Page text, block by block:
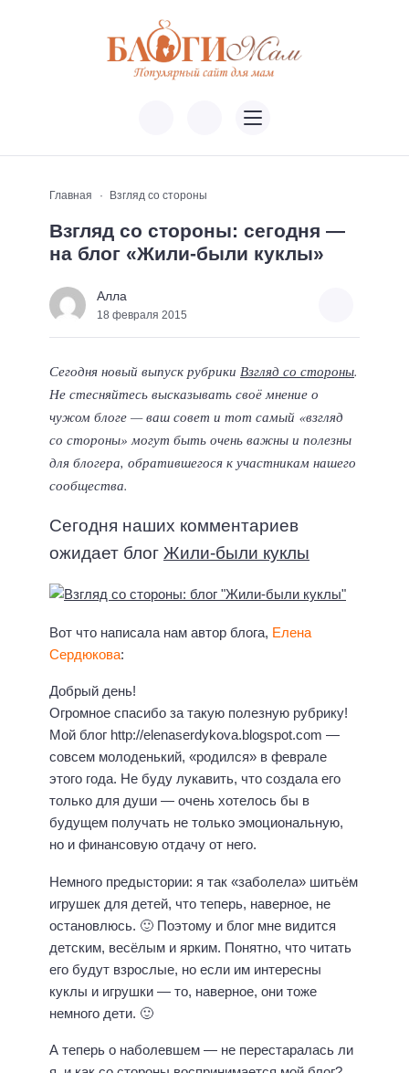
Главная Взгляд со стороны
Взгляд со стороны: сегодня —
на блог «Жили-были куклы»
Алла
18 февраля 2015
Сегодня новый выпуск рубрики Взгляд со стороны.
Не стесняйтесь высказывать своё мнение о
чужом блоге — ваш совет и тот самый «взгляд
со стороны» могут быть очень важны и полезны
для блогера, обратившегося к участникам нашего
сообщества.
Сегодня наших комментариев
ожидает блог Жили-были куклы
Вот что написала нам автор блога, Елена
Сердюкова:
Добрый день!
Огромное спасибо за такую полезную рубрику!
Мой блог http://elenaserdykova.blogspot.com —
совсем молоденький, «родился» в феврале
этого года. Не буду лукавить, что создала его
только для души — очень хотелось бы в
будущем получать не только эмоциональную,
но и финансовую отдачу от него.
Немного предыстории: я так «заболела» шитьём
игрушек для детей, что теперь, наверное, не
остановлюсь. 🙂 Поэтому и блог мне видится
детским, весёлым и ярким. Понятно, что читать
его будут взрослые, но если им интересны
куклы и игрушки — то, наверное, они тоже
немного дети. 🙂
А теперь о наболевшем — не перестаралась ли